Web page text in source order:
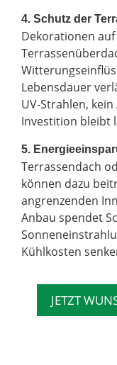
4. Schutz der
Dekorationen
Lebensdauer
UV-Strahlen,
Investition bleibt
5.
Terrassendach
können dazu
angrenzenden
Anbau spendet
Kühlkosten
JETZT